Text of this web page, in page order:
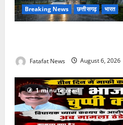
Breaking News छत्तीसगढ़ भारत
Fatafat News August 6, 2026
1 minute read